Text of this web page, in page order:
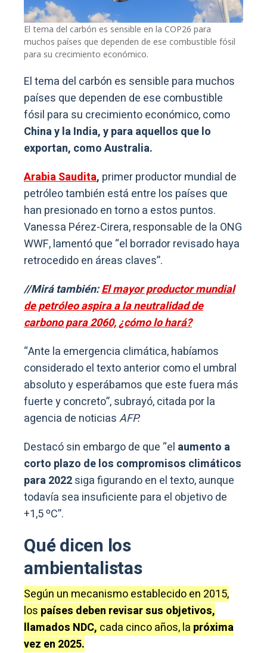
El tema del carbón es sensible en la COP26 para
muchos países que dependen de ese combustible fósil
para su crecimiento económico.
El tema del carbón es sensible para muchos
países que dependen de ese combustible
fósil para su crecimiento económico, como
China y la India, y para aquellos que lo
exportan, como Australia.
Arabia Saudita, primer productor mundial de
petróleo también está entre los países que
han presionado en torno a estos puntos.
Vanessa Pérez-Cirera, responsable de la ONG
WWF, lamentó que “el borrador revisado haya
retrocedido en áreas claves”.
//Mirá también:El mayor productor mundial
de petróleo aspira a la neutralidad de
carbono para 2060, ¿cómo lo hará?
“Ante la emergencia climática, habíamos
considerado el texto anterior como el umbral
absoluto y esperábamos que este fuera más
fuerte y concreto”, subrayó, citada por la
agencia de noticiasAFP.
Destacó sin embargo de que “el aumento a
corto plazo de los compromisos climáticos
para 2022siga figurando en el texto, aunque
todavía sea insuficiente para el objetivo de
+1,5 ºC”.
Qué dicen los
ambientalistas
Según un mecanismo establecido en 2015,
los países deben revisar sus objetivos,
llamados NDC, cada cinco años, la próxima
vez en 2025.